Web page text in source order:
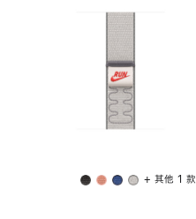
+ 其他 1 款